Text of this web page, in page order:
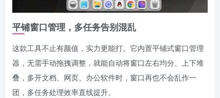
平铺窗口管理，多任务告别混乱
这款工具不止有颜值，实力更能打。它内置平铺式窗口管理
器，无需手动拖拽调整，就能自动将窗口左右均分、上下堆
叠，多开文档、网页、办公软件时，窗口再也不会乱作一
团，多任务处理效率直线提升。